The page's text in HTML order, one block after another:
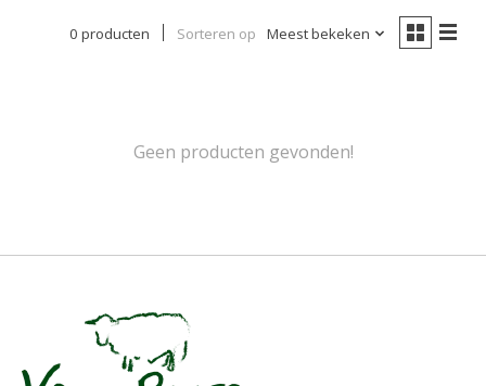
0 producten Sorteren op Meest bekeken
Geen producten gevonden!